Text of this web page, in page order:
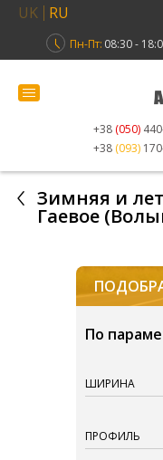
UK RU
Пн-Пт: 08:30 -
+38 (050)
+38 (093)
Зимняя и
Гаевое
По
ШИРИНА
ПРОФИЛЬ